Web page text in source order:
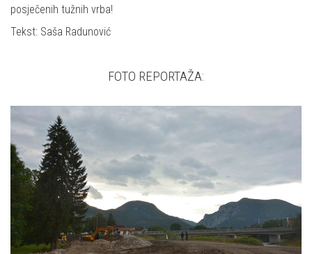
posječenih tužnih vrba!
Tekst: Saša Radunović
FOTO REPORTAŽA: